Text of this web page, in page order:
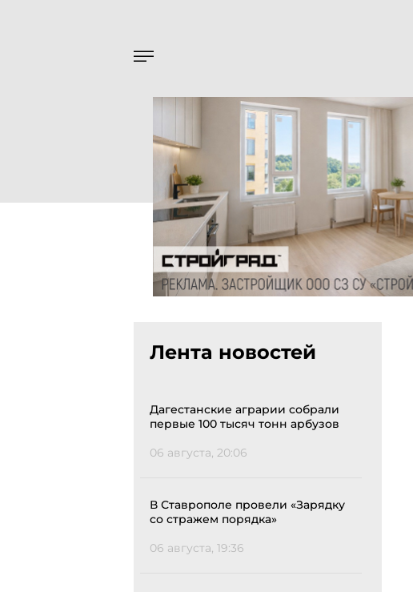
Лента новостей
Дагестанские аграрии собрали
первые 100 тысяч тонн арбузов
06 августа, 20:06
В Ставрополе провели «Зарядку
со стражем порядка»
06 августа, 19:36